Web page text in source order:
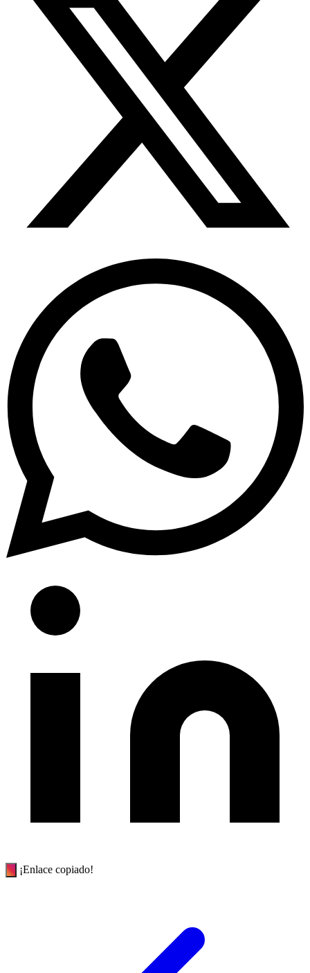
¡Enlace copiado!